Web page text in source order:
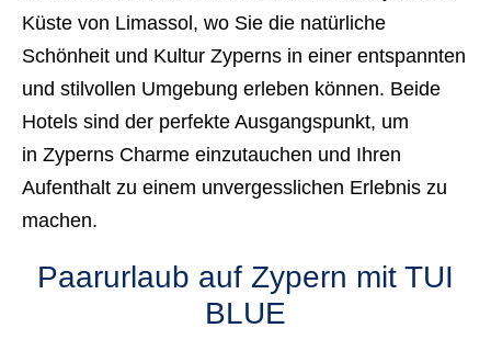
Küste von Limassol, wo Sie die natürliche
Schönheit und Kultur Zyperns in einer entspannten
und stilvollen Umgebung erleben können. Beide
Hotels sind der perfekte Ausgangspunkt, um
in Zyperns Charme einzutauchen und Ihren
Aufenthalt zu einem unvergesslichen Erlebnis zu
machen.
Paarurlaub auf Zypern mit TUI
BLUE